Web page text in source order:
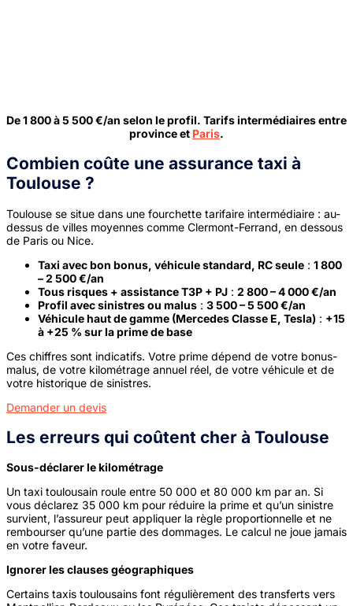
De 1 800 à 5 500 €/an selon le profil. Tarifs intermédiaires entre
province et Paris.
Combien coûte une assurance taxi à
Toulouse ?
Toulouse se situe dans une fourchette tarifaire intermédiaire : au-
dessus de villes moyennes comme Clermont-Ferrand, en dessous
de Paris ou Nice.
Taxi avec bon bonus, véhicule standard, RC seule : 1 800
– 2 500 €/an
Tous risques + assistance T3P + PJ : 2 800 – 4 000 €/an
Profil avec sinistres ou malus : 3 500 – 5 500 €/an
Véhicule haut de gamme (Mercedes Classe E, Tesla) : +15
à +25 % sur la prime de base
Ces chiffres sont indicatifs. Votre prime dépend de votre bonus-
malus, de votre kilométrage annuel réel, de votre véhicule et de
votre historique de sinistres.
Demander un devis
Les erreurs qui coûtent cher à Toulouse
Sous-déclarer le kilométrage
Un taxi toulousain roule entre 50 000 et 80 000 km par an. Si
vous déclarez 35 000 km pour réduire la prime et qu’un sinistre
survient, l’assureur peut appliquer la règle proportionnelle et ne
rembourser qu’une partie des dommages. Le calcul ne joue jamais
en votre faveur.
Ignorer les clauses géographiques
Certains taxis toulousains font régulièrement des transferts vers